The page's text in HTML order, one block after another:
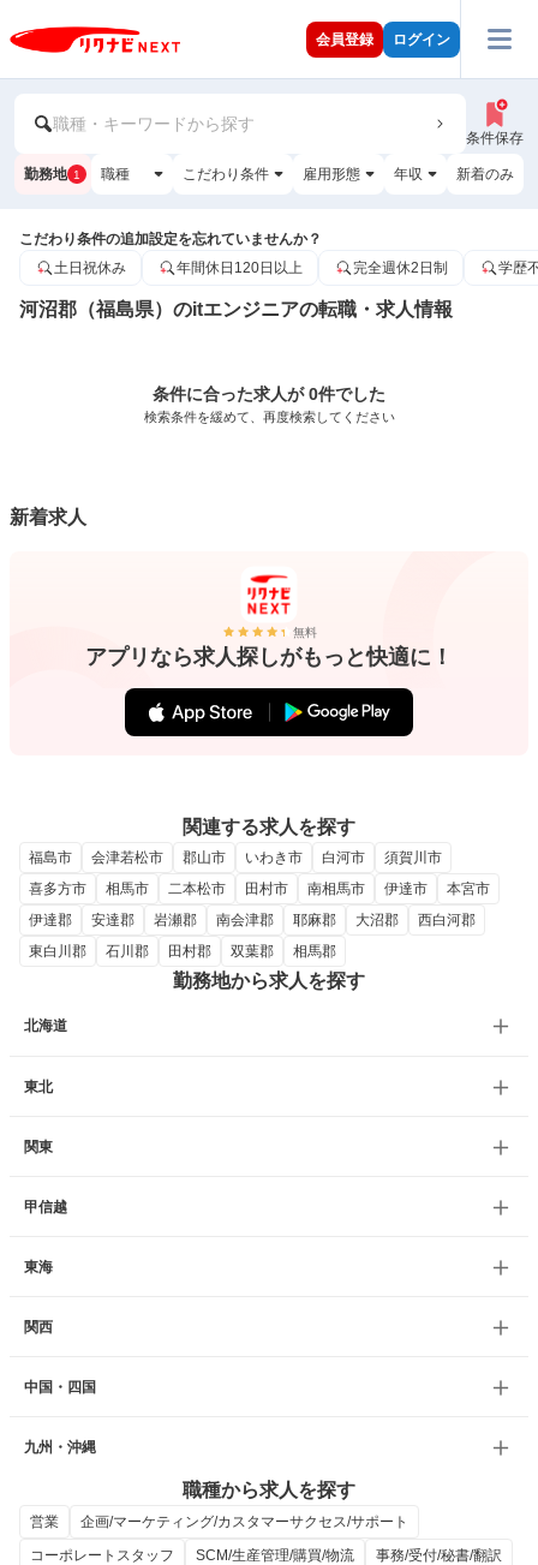
会員登録 ログイン
職種・キーワードから探す
条件保存
勤務地 1 職種 こだわり条件 雇用形態 年収 新着のみ
こだわり条件の追加設定を忘れていませんか？
土日祝休み
年間休日120日以上 完全週休2日制 学歴
河沼郡（福島県）のitエンジニアの転職・求人情報
条件に合った求人が 0件でした
検索条件を緩めて、再度検索してください
新着求人
無料
アプリなら求人探しがもっと快適に！
関連する求人を探す
福島市 会津若松市 郡山市 いわき市 白河市
須賀川市
喜多方市
相馬市 二本松市 田村市 南相馬市 伊達市
本宮市
伊達郡
安達郡 岩瀬郡 南会津郡 耶麻郡 大沼郡
西白河郡
東白川郡
石川郡 田村郡 双葉郡 相馬郡
勤務地から求人を探す
北海道
東北
関東
甲信越
東海
関西
中国・四国
九州・沖縄
職種から求人を探す
営業
企画/マーケティング/カスタマーサクセス/サポート
コーポレートスタッフ
SCM/生産管理/購買/物流
事務/受付/秘書/翻訳